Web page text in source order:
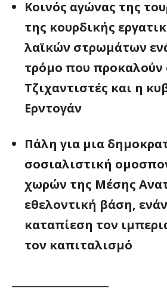
Κοινός αγώνας της
της κουρδικής
λαϊκών στρωμάτων
τρόμο που προκαλούν
Τζιχαντιστές και η
Ερντογάν
Πάλη για μια
σοσιαλιστική
χωρών της Μέσης
εθελοντική βάση,
καταπίεση τον
τον καπιταλισμό